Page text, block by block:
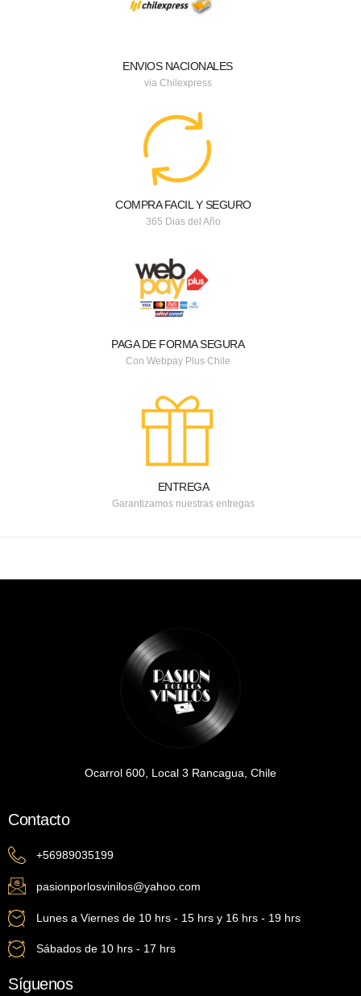
ENVIOS NACIONALES
via Chilexpress
COMPRA FACIL Y SEGURO
365 Dias del Año
PAGA DE FORMA SEGURA
Con Webpay Plus Chile
ENTREGA
Garantizamos nuestras entregas
Ocarrol 600, Local 3 Rancagua, Chile
Contacto
+56989035199
pasionporlosvinilos@yahoo.com
Lunes a Viernes de 10 hrs - 15 hrs y 16 hrs - 19 hrs
Sábados de 10 hrs - 17 hrs
Síguenos